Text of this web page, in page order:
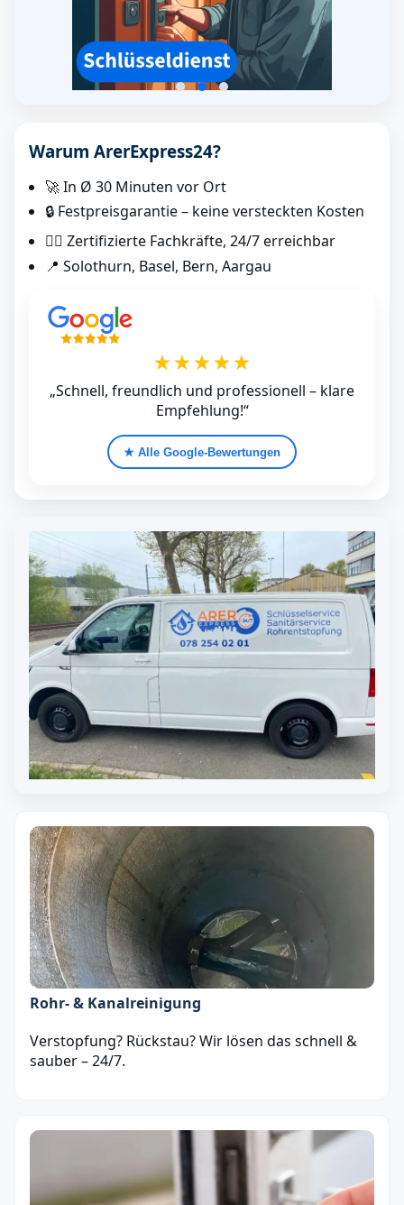
Warum ArerExpress24?
🚀 In Ø 30 Minuten vor Ort
🔒 Festpreisgarantie – keine versteckten Kosten
👷‍♂️ Zertifizierte Fachkräfte, 24/7 erreichbar
📍 Solothurn, Basel, Bern, Aargau
★★★★★
„Schnell, freundlich und professionell – klare
Empfehlung!“
★ Alle Google‑Bewertungen
Rohr- & Kanalreinigung
Verstopfung? Rückstau? Wir lösen das schnell &
sauber – 24/7.